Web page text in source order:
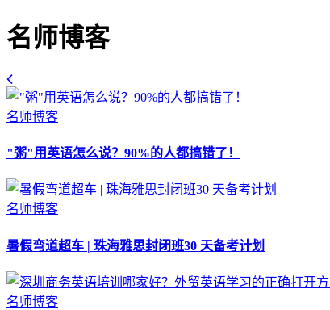
名师博客
名师博客
"粥"用英语怎么说？90%的人都搞错了！
名师博客
暑假弯道超车 | 珠海雅思封闭班30 天备考计划
名师博客